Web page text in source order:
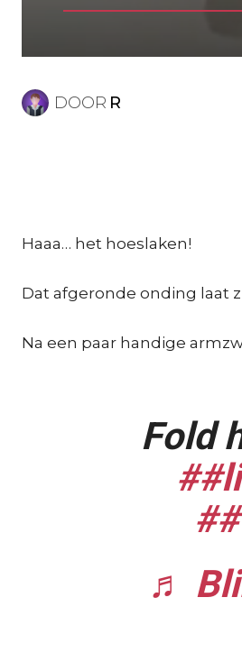
DOOR R
Haaa… het hoeslaken!
Dat afgeronde onding laat
Na een paar handige
Fold
♬